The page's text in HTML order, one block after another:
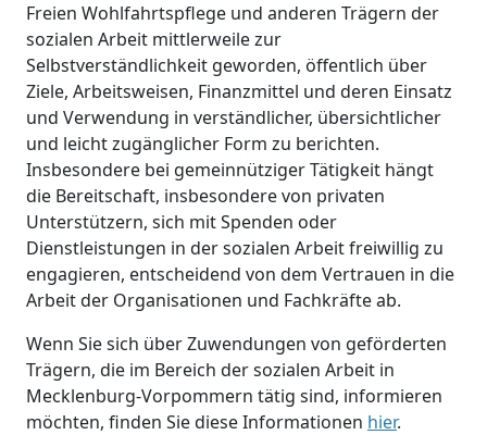
Freien Wohlfahrtspflege und anderen Trägern der
sozialen Arbeit mittlerweile zur
Selbstverständlichkeit geworden, öffentlich über
Ziele, Arbeitsweisen, Finanzmittel und deren Einsatz
und Verwendung in verständlicher, übersichtlicher
und leicht zugänglicher Form zu berichten.
Insbesondere bei gemeinnütziger Tätigkeit hängt
die Bereitschaft, insbesondere von privaten
Unterstützern, sich mit Spenden oder
Dienstleistungen in der sozialen Arbeit freiwillig zu
engagieren, entscheidend von dem Vertrauen in die
Arbeit der Organisationen und Fachkräfte ab.
Wenn Sie sich über Zuwendungen von geförderten
Trägern, die im Bereich der sozialen Arbeit in
Mecklenburg-Vorpommern tätig sind, informieren
möchten, finden Sie diese Informationen hier.